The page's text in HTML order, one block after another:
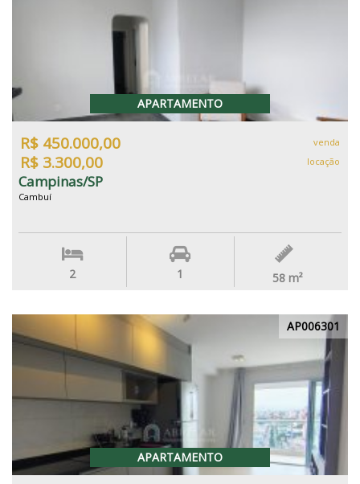
APARTAMENTO
R$ 450.000,00 venda
R$ 3.300,00 locação
Campinas/SP
Cambuí
2 1 58 m²
AP006301
APARTAMENTO